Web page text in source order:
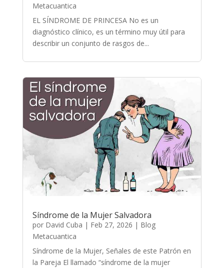
Metacuantica
EL SÍNDROME DE PRINCESA No es un
diagnóstico clínico, es un término muy útil para
describir un conjunto de rasgos de...
Síndrome de la Mujer Salvadora
por David Cuba | Feb 27, 2026 | Blog
Metacuantica
Síndrome de la Mujer, Señales de este Patrón en
la Pareja El llamado “síndrome de la mujer